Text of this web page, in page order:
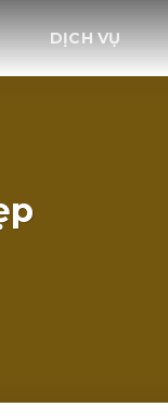
DỊCH VỤ